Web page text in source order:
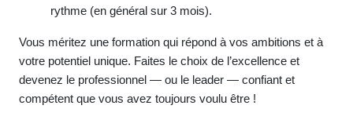
rythme (en général sur 3 mois).
Vous méritez une formation qui répond à vos ambitions et à
votre potentiel unique. Faites le choix de l’excellence et
devenez le professionnel — ou le leader — confiant et
compétent que vous avez toujours voulu être !